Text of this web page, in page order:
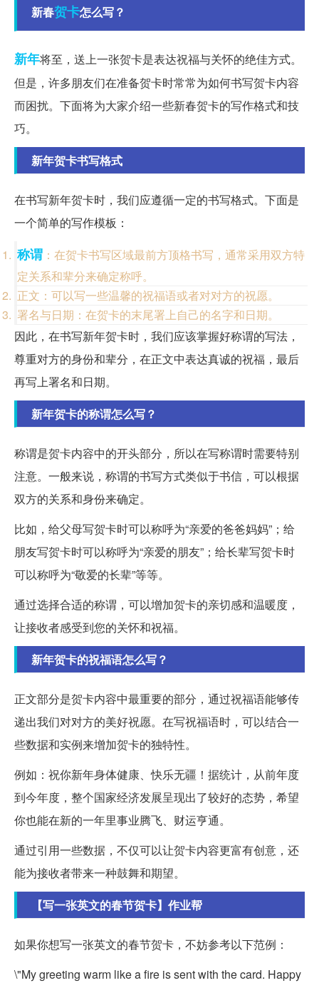
新春贺卡怎么写？
新年将至，送上一张贺卡是表达祝福与关怀的绝佳方式。
但是，许多朋友们在准备贺卡时常常为如何书写贺卡内容
而困扰。下面将为大家介绍一些新春贺卡的写作格式和技
巧。
新年贺卡书写格式
在书写新年贺卡时，我们应遵循一定的书写格式。下面是
一个简单的写作模板：
称谓 ：在贺卡书写区域最前方顶格书写，通常采用双方特
定关系和辈分来确定称呼。
正文：可以写一些温馨的祝福语或者对对方的祝愿。
署名与日期：在贺卡的末尾署上自己的名字和日期。
因此，在书写新年贺卡时，我们应该掌握好称谓的写法，
尊重对方的身份和辈分，在正文中表达真诚的祝福，最后
再写上署名和日期。
新年贺卡的称谓怎么写？
称谓是贺卡内容中的开头部分，所以在写称谓时需要特别
注意。一般来说，称谓的书写方式类似于书信，可以根据
双方的关系和身份来确定。
比如，给父母写贺卡时可以称呼为“亲爱的爸爸妈妈”；给
朋友写贺卡时可以称呼为“亲爱的朋友”；给长辈写贺卡时
可以称呼为“敬爱的长辈”等等。
通过选择合适的称谓，可以增加贺卡的亲切感和温暖度，
让接收者感受到您的关怀和祝福。
新年贺卡的祝福语怎么写？
正文部分是贺卡内容中最重要的部分，通过祝福语能够传
递出我们对对方的美好祝愿。在写祝福语时，可以结合一
些数据和实例来增加贺卡的独特性。
例如：祝你新年身体健康、快乐无疆！据统计，从前年度
到今年度，整个国家经济发展呈现出了较好的态势，希望
你也能在新的一年里事业腾飞、财运亨通。
通过引用一些数据，不仅可以让贺卡内容更富有创意，还
能为接收者带来一种鼓舞和期望。
【写一张英文的春节贺卡】作业帮
如果你想写一张英文的春节贺卡，不妨参考以下范例：
\"My greeting warm like a fire is sent with the card. Happy